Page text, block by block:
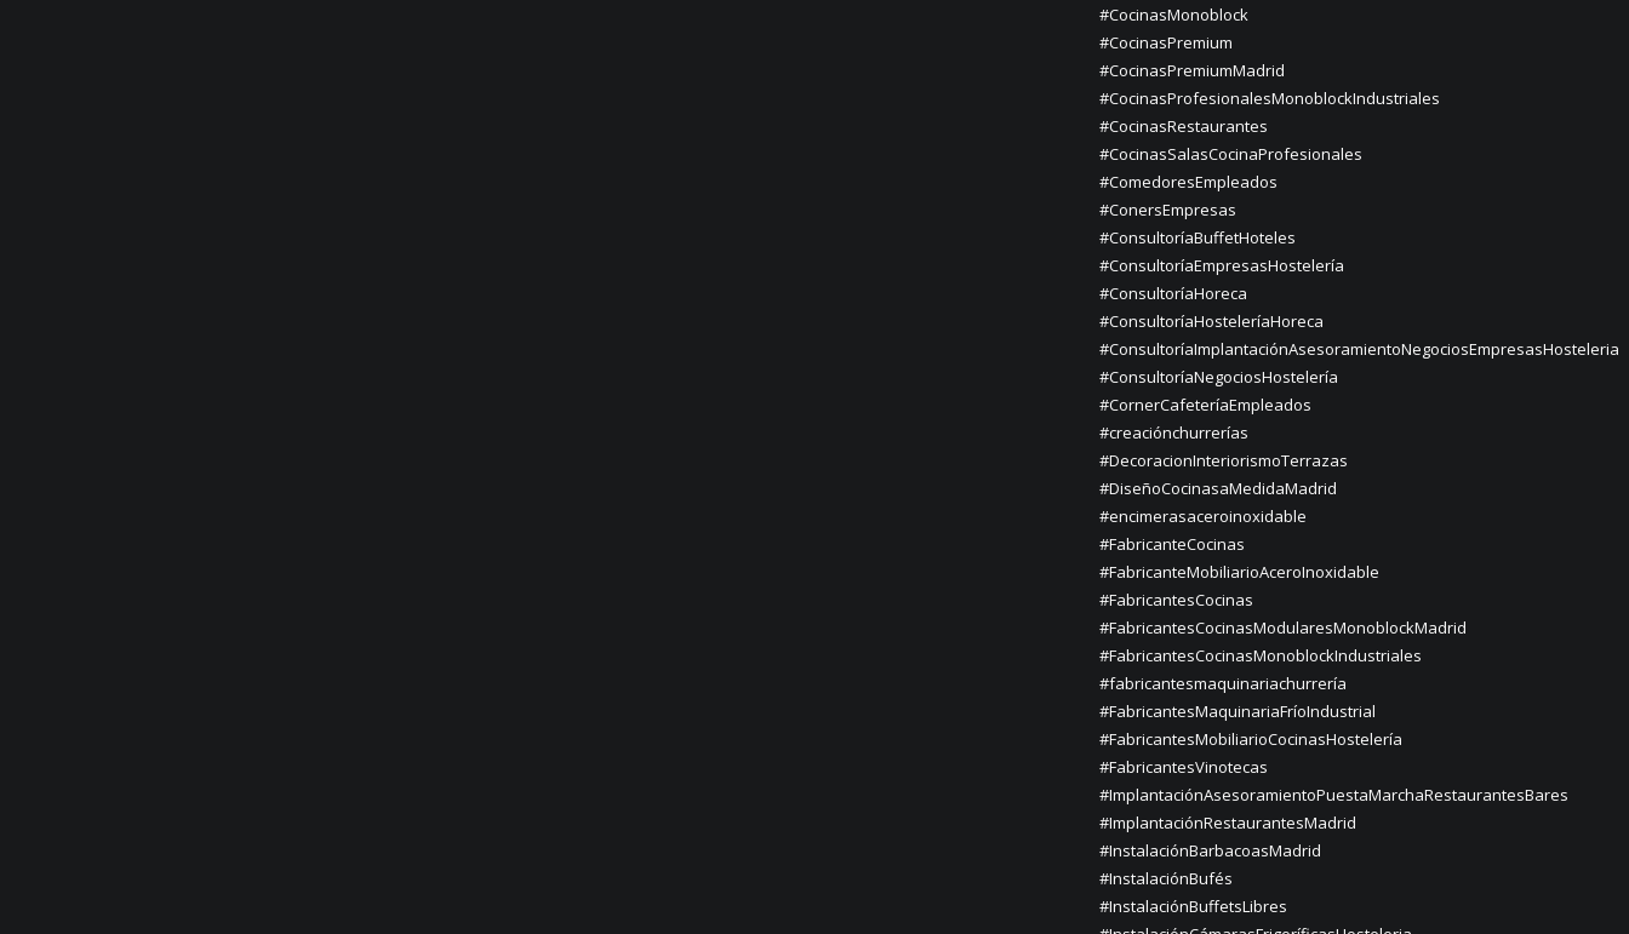
#CocinasMonoblock
#CocinasPremium
#CocinasPremiumMadrid
#CocinasProfesionalesMonoblockIndustriales
#CocinasRestaurantes
#CocinasSalasCocinaProfesionales
#ComedoresEmpleados
#ConersEmpresas
#ConsultoríaBuffetHoteles
#ConsultoríaEmpresasHostelería
#ConsultoríaHoreca
#ConsultoríaHosteleríaHoreca
#ConsultoríaImplantaciónAsesoramientoNegociosEmpresasHosteleria
#ConsultoríaNegociosHostelería
#CornerCafeteríaEmpleados
#creaciónchurrerías
#DecoracionInteriorismoTerrazas
#DiseñoCocinasaMedidaMadrid
#encimerasaceroinoxidable
#FabricanteCocinas
#FabricanteMobiliarioAceroInoxidable
#FabricantesCocinas
#FabricantesCocinasModularesMonoblockMadrid
#FabricantesCocinasMonoblockIndustriales
#fabricantesmaquinariachurrería
#FabricantesMaquinariaFríoIndustrial
#FabricantesMobiliarioCocinasHostelería
#FabricantesVinotecas
#ImplantaciónAsesoramientoPuestaMarchaRestaurantesBares
#ImplantaciónRestaurantesMadrid
#InstalaciónBarbacoasMadrid
#InstalaciónBufés
#InstalaciónBuffetsLibres